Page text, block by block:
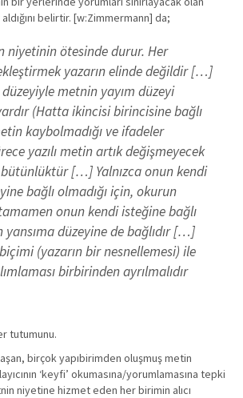
belirtir. [w:Zimmermann] da;
niyetinin ötesinde durur. Her
yazarın elinde değildir […]
metnin yayım düzeyi
(Hatta ikincisi birincisine bağlı
kaybolmadığı ve ifadeler
yazılı metin artık değişmeyecek
[…] Yalnızca onun kendi
bağlı olmadığı için, okurun
tamamen onun kendi isteğine bağlı
düzeyine de bağlıdır […]
(yazarın bir nesnellemesi) ile
birbirinden ayrılmalıdır
tutumunu.
birçok yapıbirimden oluşmuş metin
‘keyfi’ okumasına/yorumlamasına tepki
niyetine hizmet eden her birimin alıcı